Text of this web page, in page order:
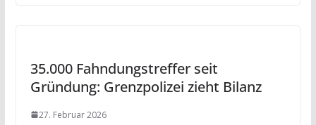
35.000 Fahndungstreffer seit
Gründung: Grenzpolizei zieht Bilanz
27. Februar 2026